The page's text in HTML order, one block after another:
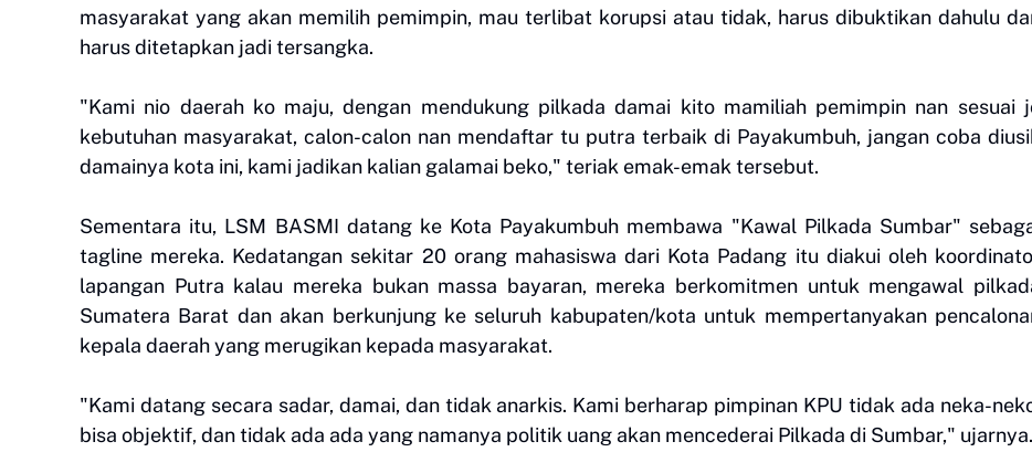
masyarakat yang akan memilih pemimpin, mau terlibat korupsi atau tidak, harus dibuktikan dahulu
harus ditetapkan jadi tersangka.
"Kami nio daerah ko maju, dengan mendukung pilkada damai kito mamiliah pemimpin nan sesuai
kebutuhan masyarakat, calon-calon nan mendaftar tu putra terbaik di Payakumbuh, jangan coba
damainya kota ini, kami jadikan kalian galamai beko," teriak emak-emak tersebut.
Sementara itu, LSM BASMI datang ke Kota Payakumbuh membawa "Kawal Pilkada Sumbar"
tagline mereka. Kedatangan sekitar 20 orang mahasiswa dari Kota Padang itu diakui oleh
lapangan Putra kalau mereka bukan massa bayaran, mereka berkomitmen untuk mengawal
Sumatera Barat dan akan berkunjung ke seluruh kabupaten/kota untuk mempertanyakan
kepala daerah yang merugikan kepada masyarakat.
"Kami datang secara sadar, damai, dan tidak anarkis. Kami berharap pimpinan KPU tidak ada neka-
bisa objektif, dan tidak ada ada yang namanya politik uang akan mencederai Pilkada di Sumbar," ujarnya.